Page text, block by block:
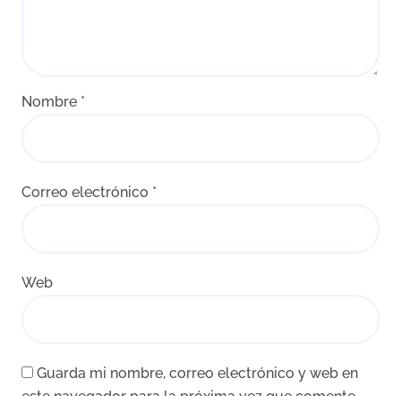
Nombre *
Correo electrónico *
Web
Guarda mi nombre, correo electrónico y web en